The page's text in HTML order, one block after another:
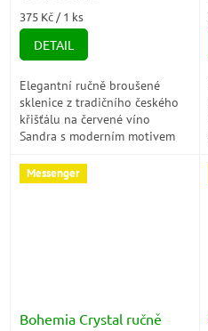
Měrná
cena:
375 Kč / 1 ks
DETAIL
Elegantní ručně broušené
sklenice z tradičního českého
křišťálu na červené víno
Sandra s moderním motivem
slavnostní příležitosti i
každodenní užívání....
Messenger
Bohemia Crystal ručně